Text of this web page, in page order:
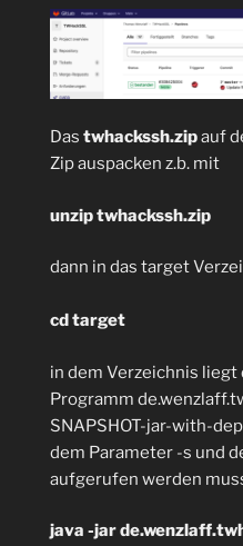
Das twhackssh.zipauf
Zip auspacken z.b. mit
unzip twhackssh.zip
dann in das target
cd target
in dem Verzeichnis
Programm
SNAPSHOT-jar-with-
dem Parameter -s und
aufgerufen werden
java -jar